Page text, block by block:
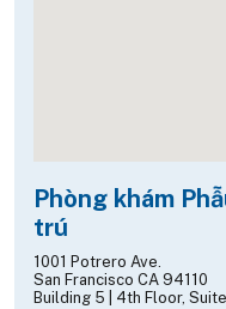
Phòng khám
trú
1001 Potrero Ave.
San Francisco CA 94110
Building 5 | 4th Floor,